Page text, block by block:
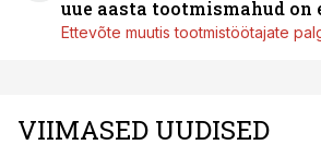
uue aasta tootmismahud on
Ettevõte muutis tootmistöötajate
VIIMASED UUDISED